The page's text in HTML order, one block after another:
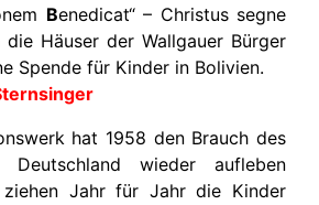
Benedicat“ – Christus segne
Häuser der Wallgauer Bürger
Spende für Kinder in Bolivien.
hat 1958 den Brauch des
Deutschland wieder aufleben
ziehen Jahr für Jahr die Kinder